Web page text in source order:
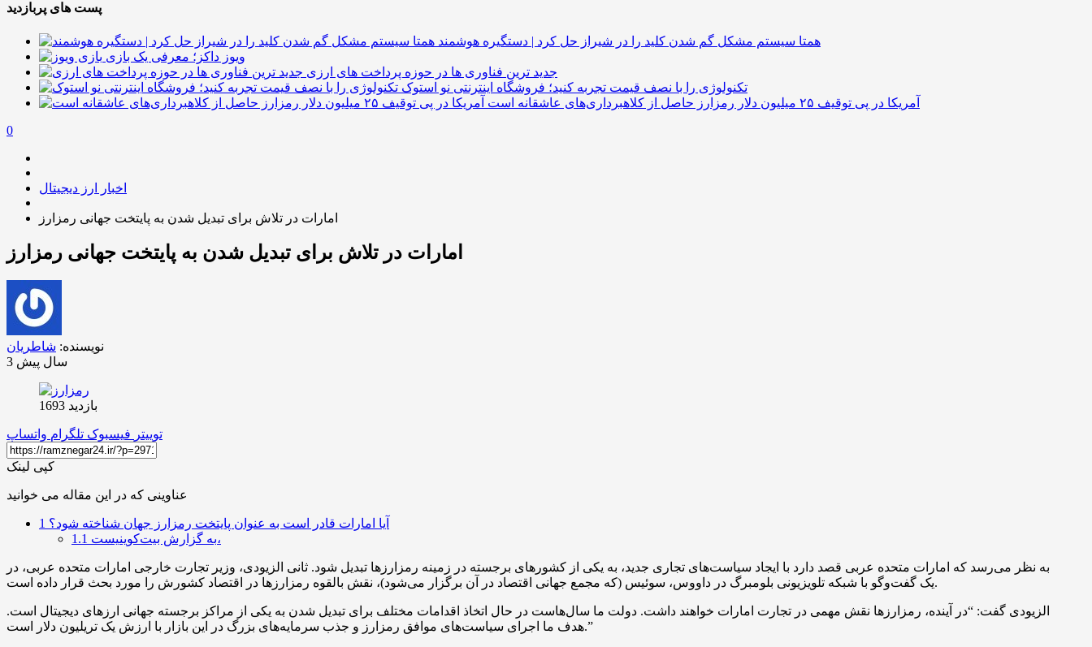
پست های پربازدید
همتا سیستم مشکل گم شدن کلید را در شیراز حل کرد | دستگیره هوشمند
ویوز داکز؛ معرفی یک بازی
جدید ترین فناوری ها در حوزه پرداخت های ارزی
تکنولوژی را با نصف قیمت تجربه کنید؛ فروشگاه اینترنتی نو استوک
آمریکا در پی توقیف ۲۵ میلیون دلار رمزارز حاصل از کلاهبرداری‌های عاشقانه است
0
اخبار ارز دیجیتال
امارات در تلاش برای تبدیل شدن به پایتخت جهانی رمزارز
امارات در تلاش برای تبدیل شدن به پایتخت جهانی رمزارز
نویسنده: شاطریان
3 سال پیش
بازدید 1693
توییتر فیسبوک تلگرام واتساپ
کپی لینک
عناوینی که در این مقاله می خوانید
1 آیا امارات قادر است به عنوان پایتخت رمزارز جهان شناخته شود؟
1.1
به گزارش بیت‌کوینیست،
به نظر می‌رسد که امارات متحده عربی قصد دارد با ایجاد سیاست‌های تجاری جدید، به یکی از کشورهای برجسته در زمینه رمزارزها تبدیل شود. ثانی الزیودی، وزیر تجارت خارجی امارات متحده عربی، در
یک گفت‌وگو با شبکه تلویزیونی بلومبرگ در داووس، سوئیس (که مجمع جهانی اقتصاد در آن برگزار می‌شود)، نقش بالقوه رمزارزها در اقتصاد کشورش را مورد بحث قرار داده است.
الزیودی گفت: “در آینده، رمزارزها نقش مهمی در تجارت امارات خواهند داشت. دولت ما سال‌هاست در حال اتخاذ اقدامات مختلف برای تبدیل شدن به یکی از مراکز برجسته جهانی ارزهای دیجیتال است.
هدف ما اجرای سیاست‌های موافق رمزارز و جذب سرمایه‌های بزرگ در این بازار با ارزش یک تریلیون دلار است.”